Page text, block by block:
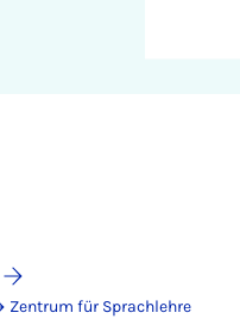
Zentrum für Sprachlehre